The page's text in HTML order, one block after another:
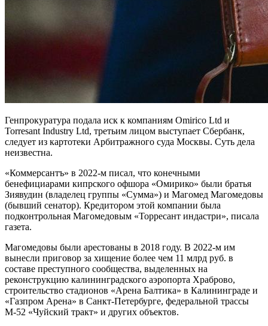
Генпрокуратура подала иск к компаниям Omirico Ltd и
Torresant Industry Ltd, третьим лицом выступает Сбербанк,
следует из картотеки Арбитражного суда Москвы. Суть дела
неизвестна.
«Коммерсантъ» в 2022-м писал, что конечными
бенефициарами кипрского офшора «Омирико» были братья
Зиявудин (владелец группы «Сумма») и Магомед Магомедовы
(бывший сенатор). Кредитором этой компании была
подконтрольная Магомедовым «Торресант индастри», писала
газета.
Магомедовы были арестованы в 2018 году. В 2022-м им
вынесли приговор за хищение более чем 11 млрд руб. в
составе преступного сообщества, выделенных на
реконструкцию калининградского аэропорта Храброво,
строительство стадионов «Арена Балтика» в Калининграде и
«Газпром Арена» в Санкт-Петербурге, федеральной трассы
М-52 «Чуйский тракт» и других объектов.